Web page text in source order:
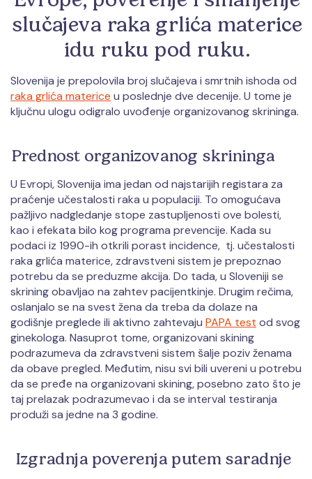
slučajeva raka grlića materice
idu ruku pod ruku.
Slovenija je prepolovila broj slučajeva i smrtnih ishoda od
raka grlića materice u poslednje dve decenije. U tome je
ključnu ulogu odigralo uvođenje organizovanog skrininga.
Prednost organizovanog skrininga
U Evropi, Slovenija ima jedan od najstarijih registara za
praćenje učestalosti raka u populaciji. To omogućava
pažljivo nadgledanje stope zastupljenosti ove bolesti,
kao i efekata bilo kog programa prevencije. Kada su
podaci iz 1990-ih otkrili porast incidence, tj. učestalosti
raka grlića materice, zdravstveni sistem je prepoznao
potrebu da se preduzme akcija. Do tada, u Sloveniji se
skrining obavljao na zahtev pacijentkinje. Drugim rečima,
oslanjalo se na svest žena da treba da dolaze na
godišnje preglede ili aktivno zahtevaju PAPA test od svog
ginekologa. Nasuprot tome, organizovani skining
podrazumeva da zdravstveni sistem šalje poziv ženama
da obave pregled. Međutim, nisu svi bili uvereni u potrebu
da se pređe na organizovani skining, posebno zato što je
taj prelazak podrazumevao i da se interval testiranja
produži sa jedne na 3 godine.
Izgradnja poverenja putem saradnje